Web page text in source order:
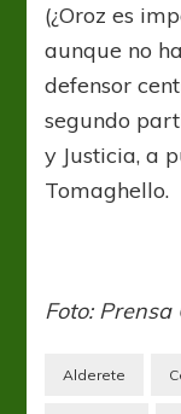
(¿Oroz es
aunque no
defensor
segundo
y Justicia, a
Tomaghello.
Foto: Prensa
Alderete